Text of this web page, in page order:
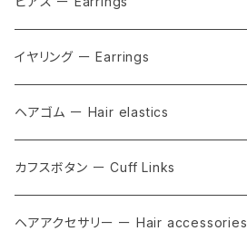
イヤリング ー Earrings
ヘアゴム ー Hair elastics
カフスボタン ー Cuff Links
ヘアアクセサリー ー Hair accessories